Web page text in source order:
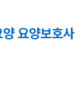
요양보호사